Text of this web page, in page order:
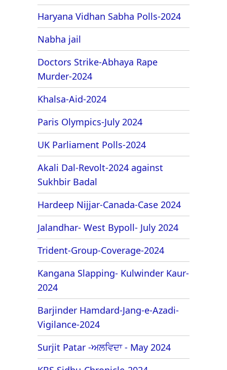
Haryana Vidhan Sabha Polls-2024
Nabha jail
Doctors Strike-Abhaya Rape
Murder-2024
Khalsa-Aid-2024
Paris Olympics-July 2024
UK Parliament Polls-2024
Akali Dal-Revolt-2024 against
Sukhbir Badal
Hardeep Nijjar-Canada-Case 2024
Jalandhar- West Bypoll- July 2024
Trident-Group-Coverage-2024
Kangana Slapping- Kulwinder Kaur-
2024
Barjinder Hamdard-Jang-e-Azadi-
Vigilance-2024
Surjit Patar -ਅਲਵਿਦਾ - May 2024